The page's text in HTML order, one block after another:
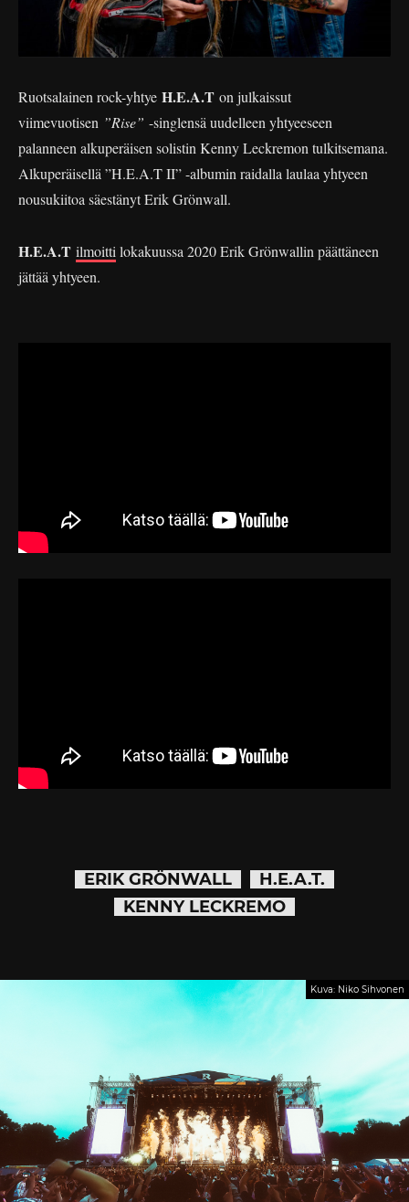
Ruotsalainen rock-yhtye H.E.A.T on julkaissut
viimevuotisen ”Rise” -singlensä uudelleen yhtyeeseen
palanneen alkuperäisen solistin Kenny Leckremon tulkitsemana.
Alkuperäisellä ”H.E.A.T II” -albumin raidalla laulaa yhtyeen
nousukiitoa säestänyt Erik Grönwall.
H.E.A.T ilmoitti lokakuussa 2020 Erik Grönwallin päättäneen
jättää yhtyeen.
ERIK GRÖNWALL
H.E.A.T.
KENNY LECKREMO
Kuva: Niko Sihvonen